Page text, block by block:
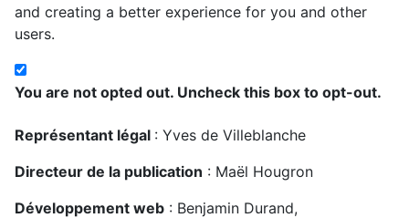
and creating a better experience for you and other
users.
You are not opted out. Uncheck this box to opt-out.
Représentant légal : Yves de Villeblanche
Directeur de la publication : Maël Hougron
Développement web : Benjamin Durand,